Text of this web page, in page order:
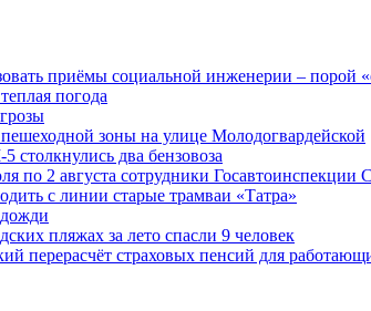
приёмы социальной инженерии – порой
погода
зоны на улице Молодогвардейской
столкнулись два бензовоза
по 2 августа сотрудники
с линии старые трамваи «Татра»
пляжах за лето спасли 9 человек
перерасчёт страховых пенсий для